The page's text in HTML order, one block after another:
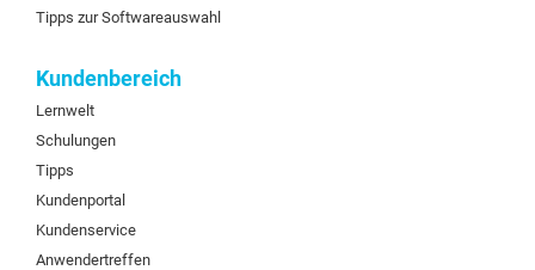
Tipps zur Softwareauswahl
Kundenbereich
Lernwelt
Schulungen
Tipps
Kundenportal
Kundenservice
Anwendertreffen